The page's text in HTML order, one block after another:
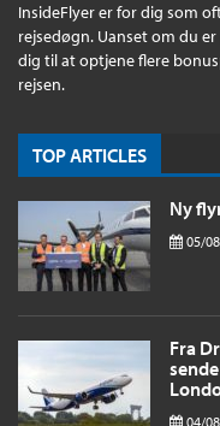
InsideFlyer er for dig som
rejsedøgn. Uanset om du
dig til at optjene flere
rejsen.
TOP ARTICLES
Ny
05/
Fra
04/